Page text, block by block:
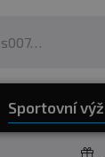
Sportovní